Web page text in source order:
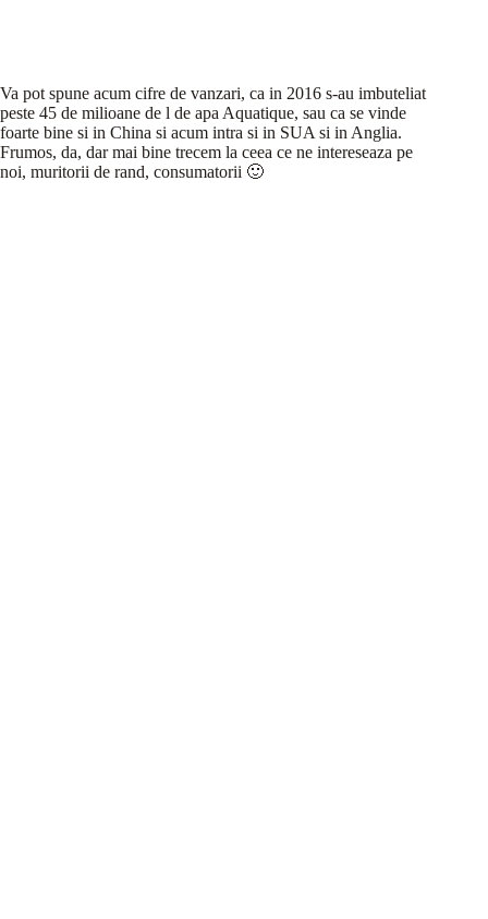
Va pot spune acum cifre de vanzari, ca in 2016 s-au imbuteliat
peste 45 de milioane de l de apa Aquatique, sau ca se vinde
foarte bine si in China si acum intra si in SUA si in Anglia.
Frumos, da, dar mai bine trecem la ceea ce ne intereseaza pe
noi, muritorii de rand, consumatorii 🙂